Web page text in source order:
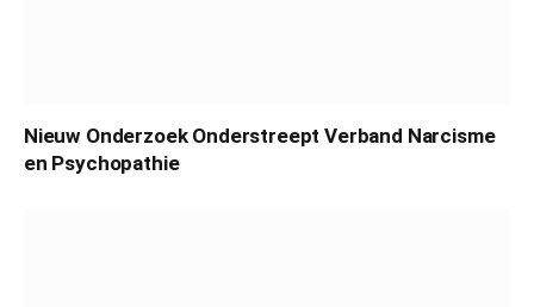
Nieuw Onderzoek Onderstreept Verband Narcisme
en Psychopathie